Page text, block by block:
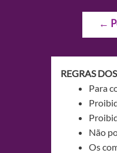
←
REGRAS
Para
Não
Os